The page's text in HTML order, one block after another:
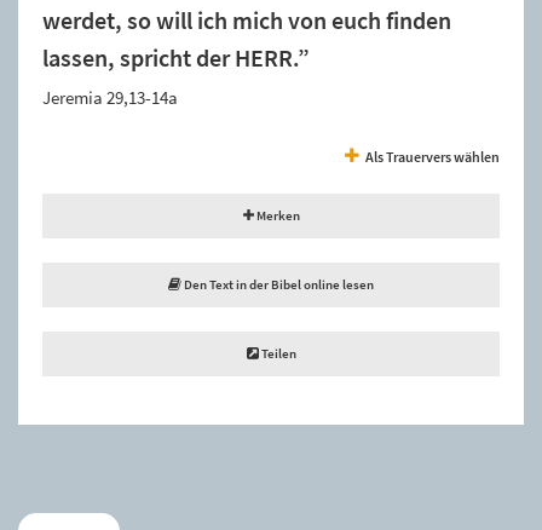
werdet, so will ich mich von euch finden
lassen, spricht der HERR.”
Jeremia 29,13-14a
Als Trauervers wählen
Merken
Den Text in der Bibel online lesen
Teilen